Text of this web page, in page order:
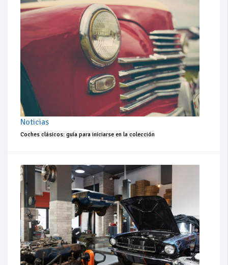
Noticias
Coches clásicos: guía para iniciarse en la colección